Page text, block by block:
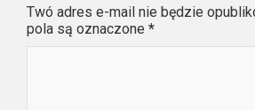
Twó adres e-mail nie będzie
pola są oznaczone *